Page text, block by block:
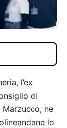
l’ex
di
Marzucco, ne
lo